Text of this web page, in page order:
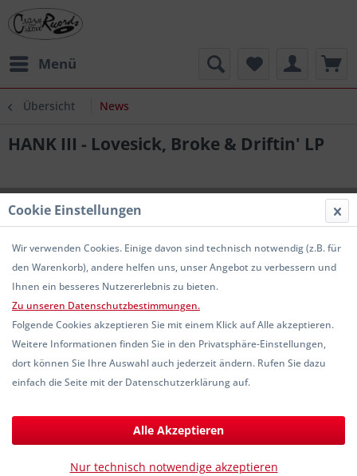
Menü
Übersicht News
HANK III - Lovesick, Broke & Driftin' LP
42,00 € *
Sofort versandfertig, Lieferzeit ca. 1-3 Werktage
In den Warenkorb
Cookie Einstellungen
Wir verwenden Cookies. Einige davon sind technisch notwendig (z.B. für
den Warenkorb), andere helfen uns, unser Angebot zu verbessern und
Ihnen ein besseres Nutzererlebnis zu bieten.
Zu unseren Datenschutzbestimmungen.
Folgende Cookies akzeptieren Sie mit einem Klick auf Alle akzeptieren.
Weitere Informationen finden Sie in den Privatsphäre-Einstellungen,
dort können Sie Ihre Auswahl auch jederzeit ändern. Rufen Sie dazu
einfach die Seite mit der Datenschutzerklärung auf.
Nur technisch notwendige akzeptieren
Alle Akzeptieren